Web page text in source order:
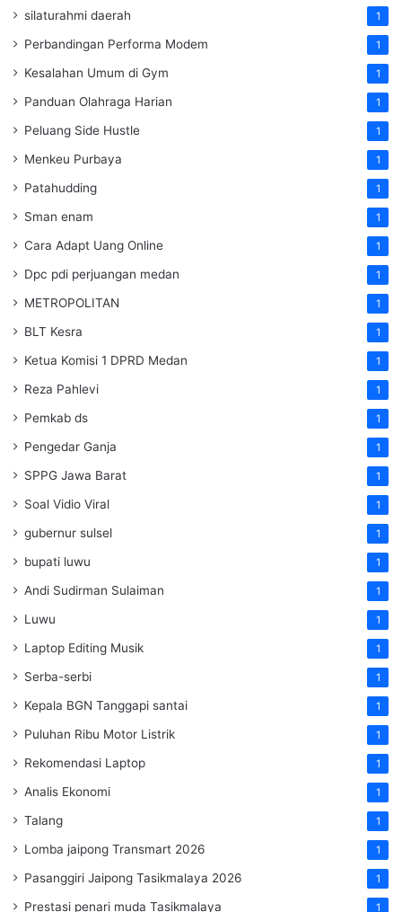
silaturahmi daerah 1
Perbandingan Performa Modem 1
Kesalahan Umum di Gym 1
Panduan Olahraga Harian 1
Peluang Side Hustle 1
Menkeu Purbaya 1
Patahudding 1
Sman enam 1
Cara Adapt Uang Online 1
Dpc pdi perjuangan medan 1
METROPOLITAN 1
BLT Kesra 1
Ketua Komisi 1 DPRD Medan 1
Reza Pahlevi 1
Pemkab ds 1
Pengedar Ganja 1
SPPG Jawa Barat 1
Soal Vidio Viral 1
gubernur sulsel 1
bupati luwu 1
Andi Sudirman Sulaiman 1
Luwu 1
Laptop Editing Musik 1
Serba-serbi 1
Kepala BGN Tanggapi santai 1
Puluhan Ribu Motor Listrik 1
Rekomendasi Laptop 1
Analis Ekonomi 1
Talang 1
Lomba jaipong Transmart 2026 1
Pasanggiri Jaipong Tasikmalaya 2026 1
Prestasi penari muda Tasikmalaya 1